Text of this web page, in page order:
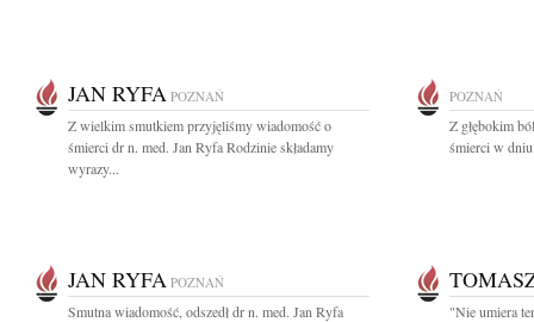
JAN RYFA POZNAŃ
Z wielkim smutkiem przyjęliśmy wiadomość o
śmierci dr n. med. Jan Ryfa Rodzinie składamy
wyrazy...
POZNAŃ
Z głębokim
śmierci w
JAN RYFA POZNAŃ
Smutna wiadomość, odszedł dr n. med. Jan Ryfa
"Nie umiera